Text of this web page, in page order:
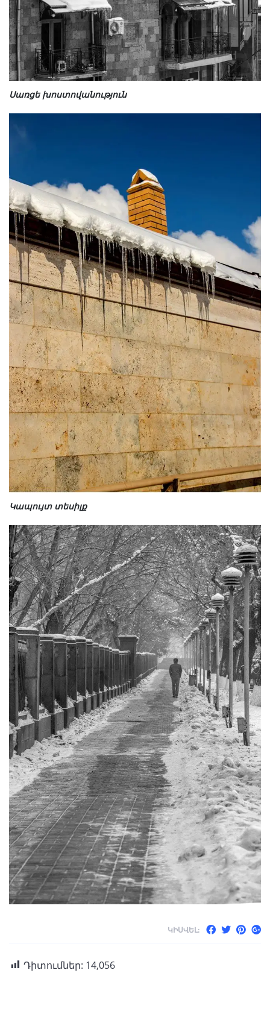
Սառցե խոստովանություն
Կապույտ տեսիլք
ԿԻՍՎԵԼ:
Դիտումներ: 14,056